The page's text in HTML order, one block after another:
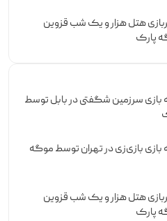
هتل هزار و یک شب قزوین
پارک
بازی سرزمین شگفتی در بابل توسط
بازی بازی‌زی در تهران توسط موگه
هتل هزار و یک شب قزوین
پارک